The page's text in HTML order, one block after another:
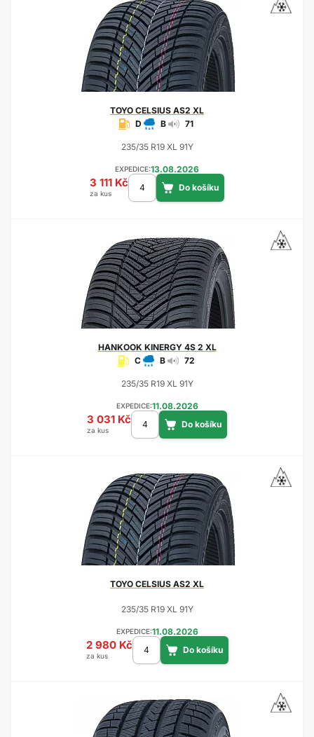
TOYO CELSIUS AS2 XL
D
B 71
235/35 R19 XL 91Y
EXPEDICE:13.08.2026
3 111 Kč
za kus
HANKOOK KINERGY 4S 2 XL
C
B 72
235/35 R19 XL 91Y
EXPEDICE:11.08.2026
3 031 Kč
za kus
TOYO CELSIUS AS2 XL
235/35 R19 XL 91Y
EXPEDICE:11.08.2026
2 980 Kč
za kus